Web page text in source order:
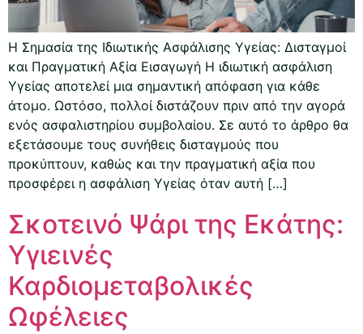
Η Σημασία της Ιδιωτικής Ασφάλισης Υγείας: Δισταγμοί
και Πραγματική Αξία Εισαγωγή Η ιδιωτική ασφάλιση
Υγείας αποτελεί μια σημαντική απόφαση για κάθε
άτομο. Ωστόσο, πολλοί διστάζουν πριν από την αγορά
ενός ασφαλιστηρίου συμβολαίου. Σε αυτό το άρθρο θα
εξετάσουμε τους συνήθεις δισταγμούς που
προκύπτουν, καθώς και την πραγματική αξία που
προσφέρει η ασφάλιση Υγείας όταν αυτή […]
Σκοτεινό Ψάρι της Εκάτης:
Υγιεινές
Καρδιομεταβολικές
Ωφέλειες